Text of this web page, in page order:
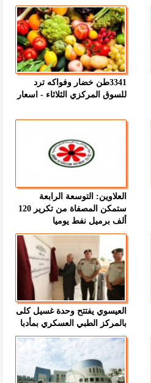
3341طن خضار وفواكه ترد
للسوق المركزي الثلاثاء - اسعار
العلاوين: التوسعة الرابعة
ستمكن المصفاة من تكرير 120
ألف برميل نفط يوميا
العيسوي يفتتح وحدة غسيل كلى
بالمركز الطبي العسكري بمأدبا